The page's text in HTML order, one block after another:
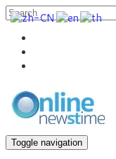
Toggle navigation